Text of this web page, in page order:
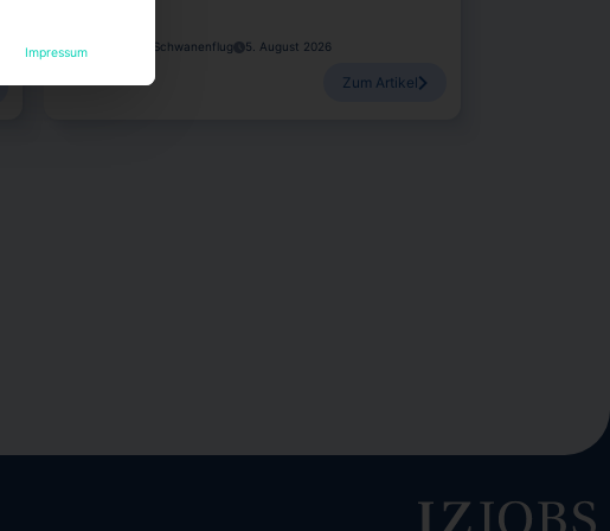
Christoph von Schwanenflug 5. August 2026
Zum Artikel
Impressum